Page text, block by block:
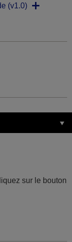
(v1.0)
sur le bouton